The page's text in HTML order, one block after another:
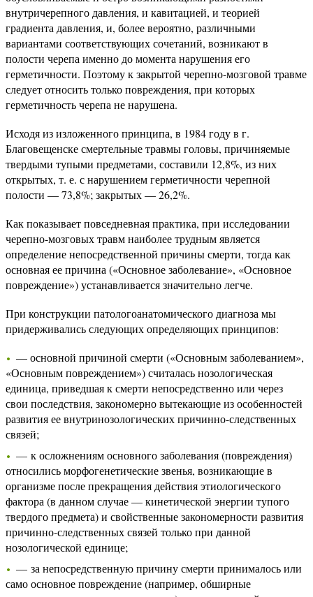
внутричерепного давления, и кавитацией, и теорией
градиента давления, и, более вероятно, различными
вариантами соответствующих сочетаний, возникают в
полости черепа именно до момента нарушения его
герметичности. Поэтому к закрытой черепно-мозговой травме
следует относить только повреждения, при которых
герметичность черепа не нарушена.
Исходя из изложенного принципа, в 1984 году в г.
Благовещенске смертельные травмы головы, причиняемые
твердыми тупыми предметами, составили 12,8%, из них
открытых, т. е. с нарушением герметичности черепной
полости — 73,8%; закрытых — 26,2%.
Как показывает повседневная практика, при исследовании
черепно-мозговых травм наиболее трудным является
определение непосредственной причины смерти, тогда как
основная ее причина («Основное заболевание», «Основное
повреждение») устанавливается значительно легче.
При конструкции патологоанатомического диагноза мы
придерживались следующих определяющих принципов:
— основной причиной смерти («Основным заболеванием»,
«Основным повреждением») считалась нозологическая
единица, приведшая к смерти непосредственно или через
свои последствия, закономерно вытекающие из особенностей
развития ее внутринозологических причинно-следственных
связей;
— к осложнениям основного заболевания (повреждения)
относились морфогенетические звенья, возникающие в
организме после прекращения действия этиологического
фактора (в данном случае — кинетической энергии тупого
твердого предмета) и свойственные закономерности развития
причинно-следственных связей только при данной
нозологической единице;
— за непосредственную причину смерти принималось или
само основное повреждение (например, обширные